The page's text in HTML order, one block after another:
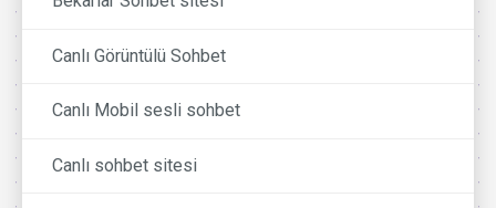
Canlı Görüntülü Sohbet
Canlı Mobil sesli sohbet
Canlı sohbet sitesi